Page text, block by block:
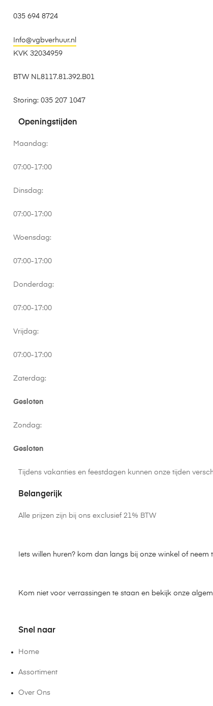
035 694 8724
Info@vgbverhuur.nl
KVK 32034959
BTW NL8117.81.392.B01
Storing: 035 207 1047
Openingstijden
Maandag:
07:00-17:00
Dinsdag:
07:00-17:00
Woensdag:
07:00-17:00
Donderdag:
07:00-17:00
Vrijdag:
07:00-17:00
Zaterdag:
Gesloten
Zondag:
Gesloten
Tijdens vakanties en feestdagen kunnen onze tijden
Belangerijk
Alle prijzen zijn bij ons exclusief 21% BTW
Iets willen huren? kom dan langs bij onze winkel of neem
Kom niet voor verrassingen te staan en bekijk onze
Snel naar
Home
Assortiment
Over Ons